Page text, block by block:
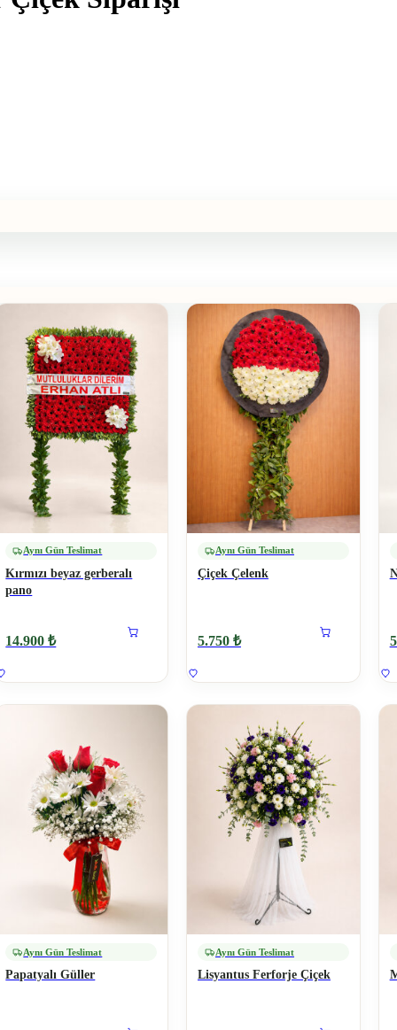
Aynı Gün Teslimat
Kırmızı beyaz gerberalı
pano
14.900 ₺
Aynı Gün Teslimat
Çiçek Çelenk
5.750 ₺
Aynı Gün Teslimat
Papatyalı Güller
Aynı Gün Teslimat
Lisyantus Ferforje Çiçek